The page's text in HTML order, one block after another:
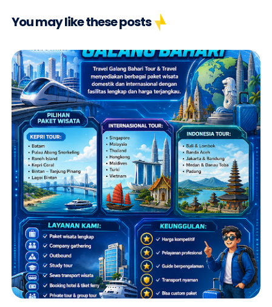
You may like these posts